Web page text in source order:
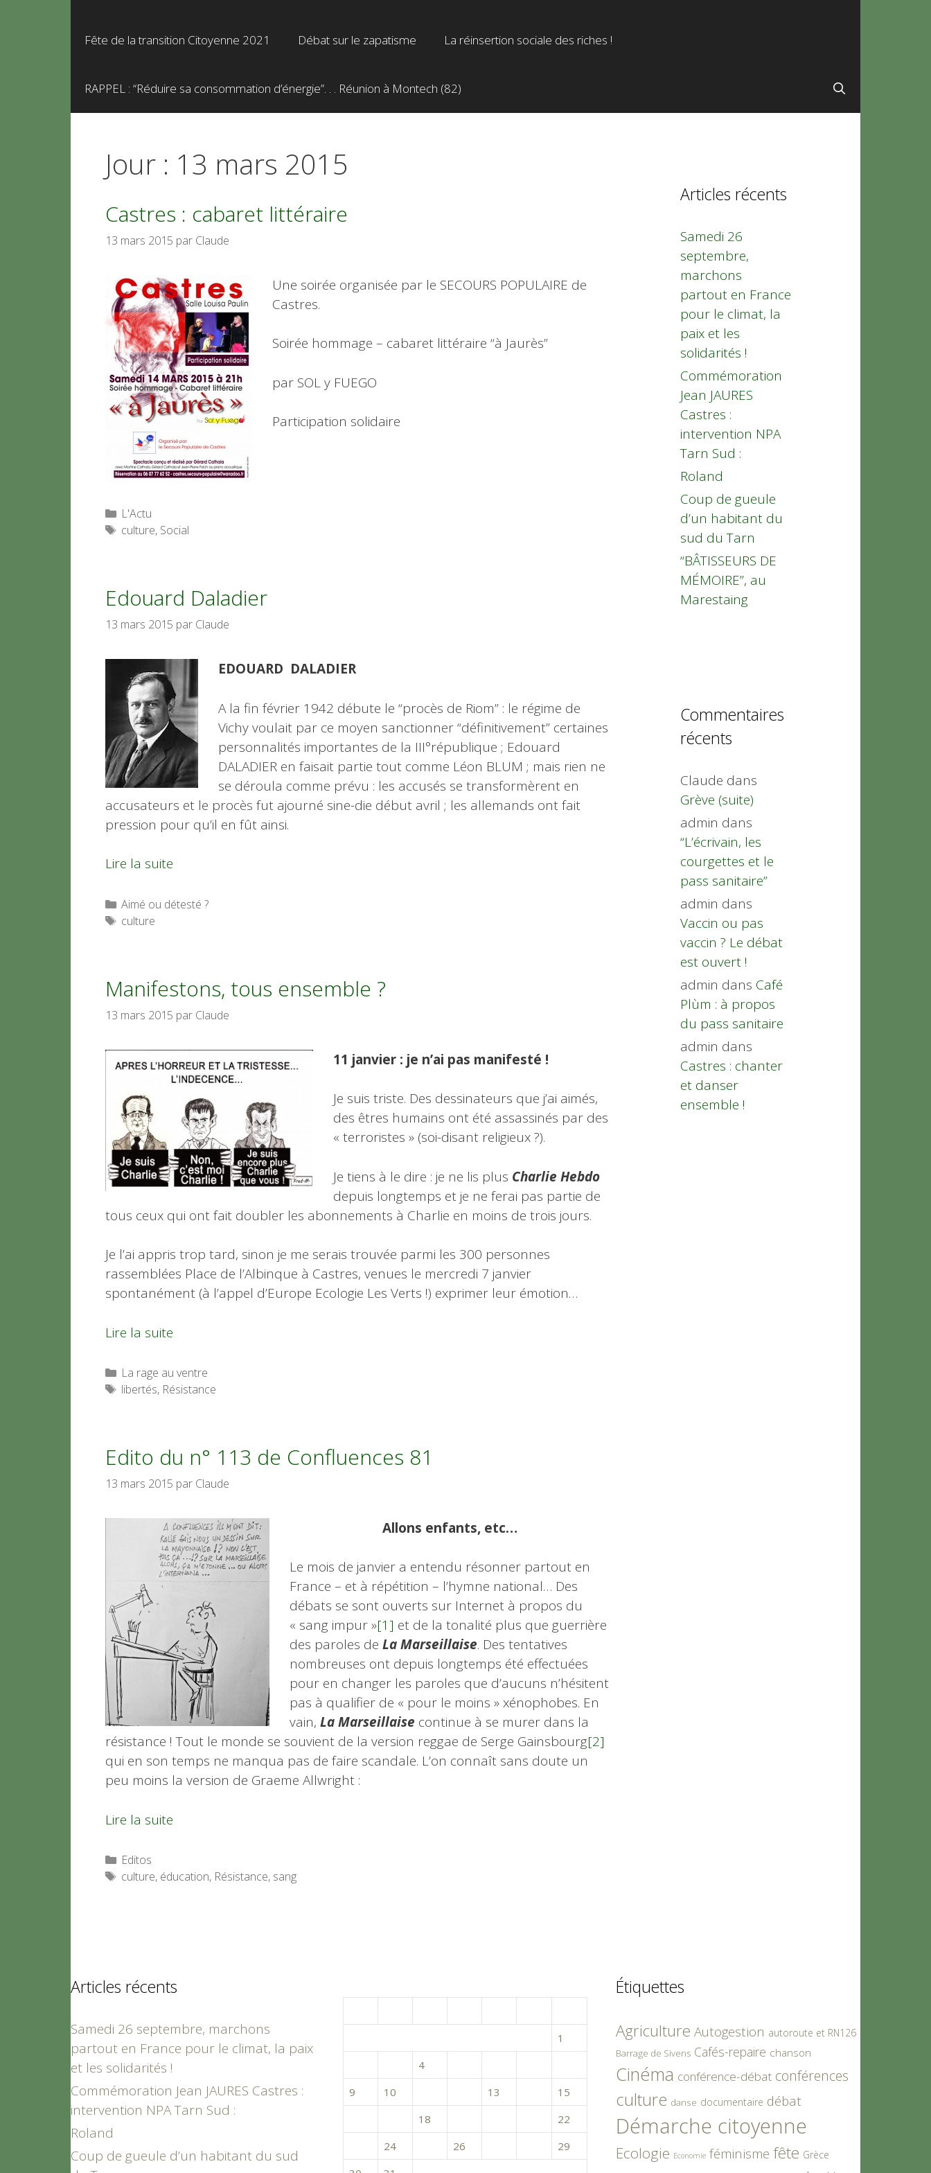
Fête de la transition Citoyenne 2021 Débat sur le zapatisme La réinsertion sociale des riches !
RAPPEL : “Réduire sa consommation d’énergie”. . . Réunion à Montech (82)
Jour : 13 mars 2015
Castres : cabaret littéraire
13 mars 2015 par Claude
Une soirée organisée par le SECOURS POPULAIRE de
Castres.
Soirée hommage – cabaret littéraire “à Jaurès”
par SOL y FUEGO
Participation solidaire
Catégories
L'Actu
Étiquettes
culture, Social
Edouard Daladier
13 mars 2015 par Claude
EDOUARD DALADIER
A la fin février 1942 débute le “procès de Riom” : le régime de
Vichy voulait par ce moyen sanctionner “définitivement” certaines
personnalités importantes de la III°république ; Edouard
DALADIER en faisait partie tout comme Léon BLUM ; mais rien ne
se déroula comme prévu : les accusés se transformèrent en
accusateurs et le procès fut ajourné sine-die début avril ; les allemands ont fait
pression pour qu’il en fût ainsi.
Lire la suite
Catégories
Aimé ou détesté ?
Étiquettes
culture
Manifestons, tous ensemble ?
13 mars 2015 par Claude
11 janvier : je n’ai pas manifesté !
Je suis triste. Des dessinateurs que j’ai aimés,
des êtres humains ont été assassinés par des
« terroristes » (soi-disant religieux ?).
Je tiens à le dire : je ne lis plus Charlie Hebdo
depuis longtemps et je ne ferai pas partie de
tous ceux qui ont fait doubler les abonnements à Charlie en moins de trois jours.
Je l’ai appris trop tard, sinon je me serais trouvée parmi les 300 personnes
rassemblées Place de l’Albinque à Castres, venues le mercredi 7 janvier
spontanément (à l’appel d’Europe Ecologie Les Verts !) exprimer leur émotion…
Lire la suite
Catégories
La rage au ventre
Étiquettes
libertés, Résistance
Edito du n° 113 de Confluences 81
13 mars 2015 par Claude
Allons enfants, etc…
Le mois de janvier a entendu résonner partout en
France – et à répétition – l’hymne national… Des
débats se sont ouverts sur Internet à propos du
« sang impur »[1] et de la tonalité plus que guerrière
des paroles de La Marseillaise. Des tentatives
nombreuses ont depuis longtemps été effectuées
pour en changer les paroles que d’aucuns n’hésitent
pas à qualifier de « pour le moins » xénophobes. En
vain, La Marseillaise continue à se murer dans la
résistance ! Tout le monde se souvient de la version reggae de Serge Gainsbourg[2]
qui en son temps ne manqua pas de faire scandale. L’on connaît sans doute un
peu moins la version de Graeme Allwright :
Lire la suite
Catégories
Editos
Étiquettes
culture, éducation, Résistance, sang
Articles récents
Samedi 26
septembre,
marchons
partout en France
pour le climat, la
paix et les
solidarités !
Commémoration
Jean JAURES
Castres :
intervention NPA
Tarn Sud :
Roland
Coup de gueule
d’un habitant du
sud du Tarn
“BÂTISSEURS DE
MÉMOIRE”, au
Marestaing
Commentaires
récents
Claude dans
Grève (suite)
admin dans
“L’écrivain, les
courgettes et le
pass sanitaire”
admin dans
Vaccin ou pas
vaccin ? Le débat
est ouvert !
admin dans Café
Plùm : à propos
du pass sanitaire
admin dans
Castres : chanter
et danser
ensemble !
Articles récents
Samedi 26 septembre, marchons
partout en France pour le climat, la paix
et les solidarités !
Commémoration Jean JAURES Castres :
intervention NPA Tarn Sud :
Roland
Coup de gueule d’un habitant du sud
1
4
9
10 13
15
18
22
24 26
29
Étiquettes
Agriculture Autogestion autoroute et RN126
Barrage de Sivens Cafés-repaire chanson
Cinéma conférence-débat conférences
culture danse documentaire débat
Démarche citoyenne
Ecologie Economie féminisme fête Grèce